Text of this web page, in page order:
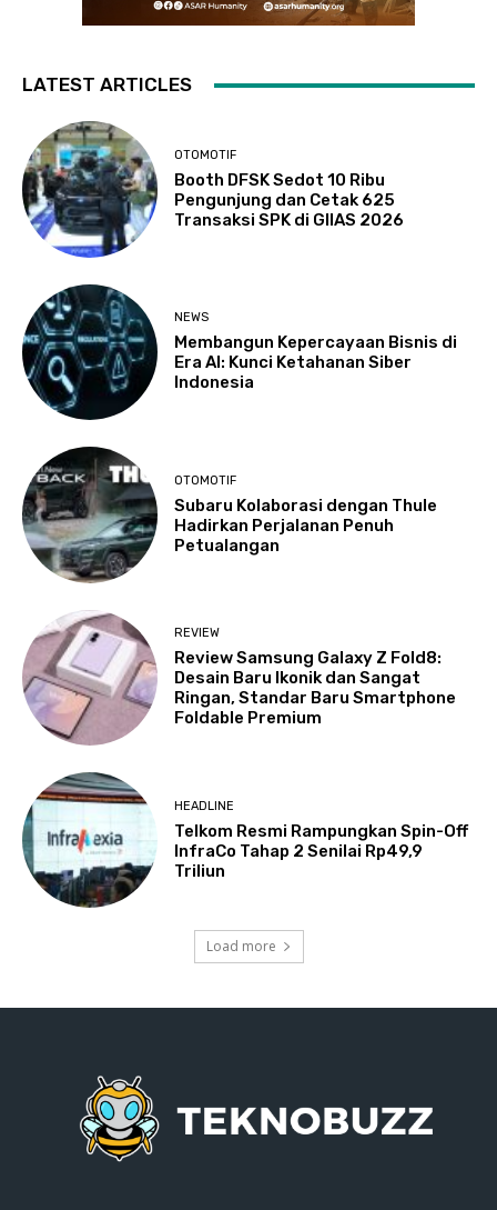
LATEST ARTICLES
OTOMOTIF
Booth DFSK Sedot 10 Ribu
Pengunjung dan Cetak 625
Transaksi SPK di GIIAS 2026
NEWS
Membangun Kepercayaan Bisnis di
Era AI: Kunci Ketahanan Siber
Indonesia
OTOMOTIF
Subaru Kolaborasi dengan Thule
Hadirkan Perjalanan Penuh
Petualangan
REVIEW
Review Samsung Galaxy Z Fold8:
Desain Baru Ikonik dan Sangat
Ringan, Standar Baru Smartphone
Foldable Premium
HEADLINE
Telkom Resmi Rampungkan Spin-Off
InfraCo Tahap 2 Senilai Rp49,9
Triliun
Load more